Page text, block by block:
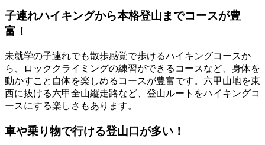
子連れハイキングから本格登山までコースが豊
富！
未就学の子連れでも散歩感覚で歩けるハイキングコースか
ら、ロッククライミングの練習ができるコースなど、 身体を
動かすこと自体を楽しめるコースが豊富です。 六甲山地を東
西に抜ける六甲全山縦走路など、 登山ルートをハイキングコ
ースにする楽しさもあります。
車や乗り物で行ける登山口が多い！